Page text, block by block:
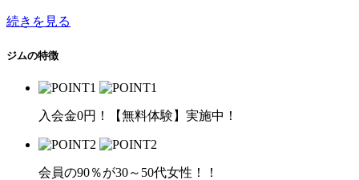
続きを見る
ジムの特徴
入会金0円！【無料体験】実施中！
会員の90％が30～50代女性！！